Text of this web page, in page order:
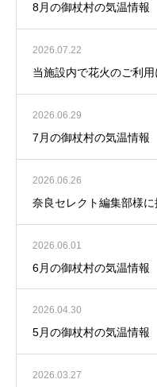
8月の御杖村の気温情報
2026.07.22
当施設内で花火のご利
2026.06.29
7月の御杖村の気温情報
2026.06.26
奈良セレクト編集部様に
2026.06.01
6月の御杖村の気温情報
2026.04.30
5月の御杖村の気温情報
2026.03.27